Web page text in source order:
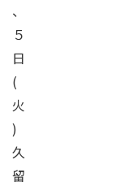
、
５
日
(
火
)
久
留